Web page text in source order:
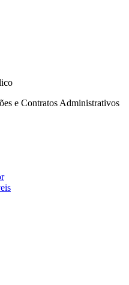
e Contratos Administrativos